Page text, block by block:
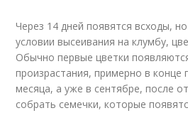
Через 14 дней появятся всходы,
условии высеивания на клумбу,
Обычно первые цветки
произрастания, примерно в конце
месяца, а уже в сентябре, после
собрать семечки, которые